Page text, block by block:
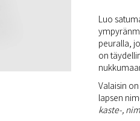
Luo
peuralla,
on
Valaisin
lapsen
kaste-,